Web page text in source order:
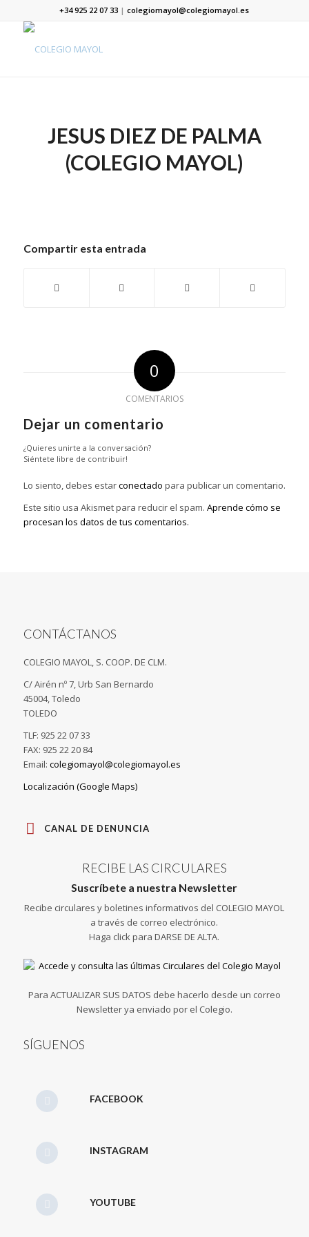
+34 925 22 07 33 |colegiomayol@colegiomayol.es
JESUS DIEZ DE PALMA
(COLEGIO MAYOL)
Compartir esta entrada
0
COMENTARIOS
Dejar un comentario
¿Quieres unirte a la conversación?
Siéntete libre de contribuir!
Lo siento, debes estarconectado para publicar un comentario.
Este sitio usa Akismet para reducir el spam. Aprende cómo se
procesan los datos de tus comentarios.
CONTÁCTANOS
COLEGIO MAYOL, S. COOP. DE CLM.
C/ Airén nº 7, Urb San Bernardo
45004, Toledo
TOLEDO
TLF: 925 22 07 33
FAX: 925 22 20 84
Email: colegiomayol@colegiomayol.es
Localización (Google Maps)
CANAL DE DENUNCIA
RECIBE LAS CIRCULARES
Suscríbete a nuestra Newsletter
Recibe circulares y boletines informativos del COLEGIO MAYOL
a través de correo electrónico.
Haga click para DARSE DE ALTA.
Para ACTUALIZAR SUS DATOS debe hacerlo desde un correo
Newsletter ya enviado por el Colegio.
SÍGUENOS
FACEBOOK
INSTAGRAM
YOUTUBE